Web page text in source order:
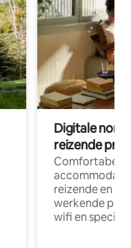
Digitale
reizende
Comfortabele
reizende en
werkende
wifi en